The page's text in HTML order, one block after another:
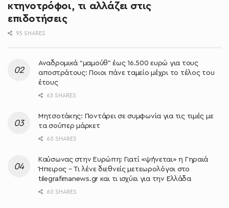
κτηνοτρόφοι, τι αλλάζει στις
επιδοτήσεις
95 SHARES
Αναδρομικά “μαμούθ” έως 16.500 ευρώ για τους
αποστράτους: Ποιοι πάνε ταμείο μέχρι το τέλος του
έτους
63 SHARES
Μητσοτάκης: Ποντάρει σε συμφωνία για τις τιμές με
τα σούπερ μάρκετ
60 SHARES
Καύσωνας στην Ευρώπη: Γιατί «ψήνεται» η Γηραιά
Ήπειρος – Τι λένε διεθνείς μετεωρολόγοι στο
tilegrafimanews.gr και τι ισχύει για την Ελλάδα
60 SHARES